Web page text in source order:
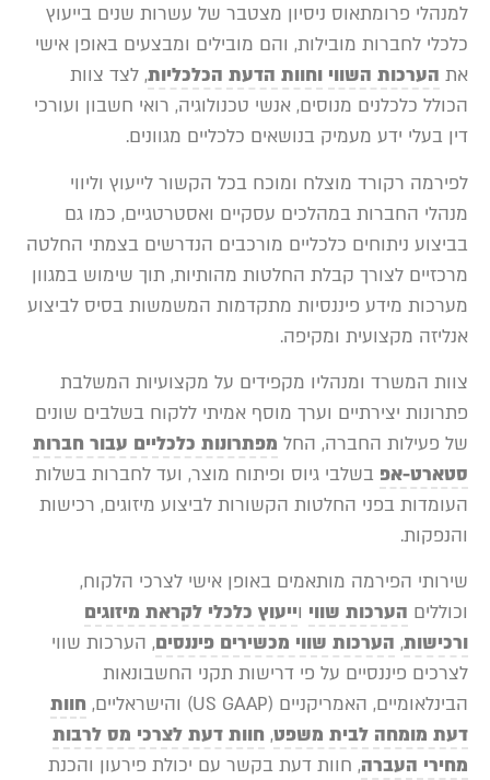
למנהלי פרומתאוס ניסיון מצטבר של עשרות שנים בייעוץ
כלכלי לחברות מובילות, והם מובילים ומבצעים באופן אישי
את הערכות השווי וחוות הדעת הכלכליות, לצד צוות
הכולל כלכלנים מנוסים, אנשי טכנולוגיה, רואי חשבון ועורכי
דין בעלי ידע מעמיק בנושאים כלכליים מגוונים.
לפירמה רקורד מוצלח ומוכח בכל הקשור לייעוץ וליווי
מנהלי החברות במהלכים עסקיים ואסטרטגיים, כמו גם
בביצוע ניתוחים כלכליים מורכבים הנדרשים בצמתי החלטה
מרכזיים לצורך קבלת החלטות מהותיות, תוך שימוש במגוון
מערכות מידע פיננסיות מתקדמות המשמשות בסיס לביצוע
אנליזה מקצועית ומקיפה.
צוות המשרד ומנהליו מקפידים על מקצועיות המשלבת
פתרונות יצירתיים וערך מוסף אמיתי ללקוח בשלבים שונים
של פעילות החברה, החל מפתרונות כלכליים עבור חברות
סטארט-אפ בשלבי גיוס ופיתוח מוצר, ועד לחברות בשלות
העומדות בפני החלטות הקשורות לביצוע מיזוגים, רכישות
והנפקות.
שירותי הפירמה מותאמים באופן אישי לצרכי הלקוח,
וכוללים הערכות שווי וייעוץ כלכלי לקראת מיזוגים
ורכישות, הערכות שווי מכשירים פיננסים, הערכות שווי
לצרכים פיננסיים על פי דרישות תקני החשבונאות
הבינלאומיים, האמריקניים (US GAAP) והישראליים,
חוות
דעת מומחה לבית משפט, חוות דעת לצרכי מס לרבות
מחירי העברה, חוות דעת בקשר עם יכולת פירעון והכנת